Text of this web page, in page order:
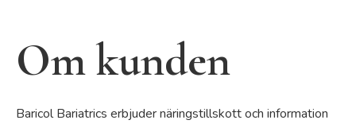
Om kunden
Baricol Bariatrics erbjuder näringstillskott och information